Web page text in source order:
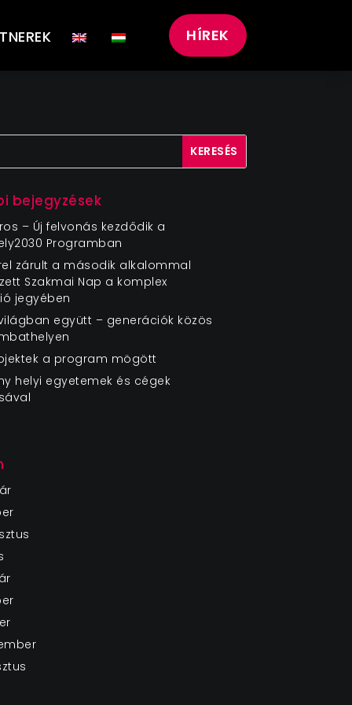
HÍREK
bejegyzések
– Új felvonás kezdődik a
Programban
zárult a második alkalommal
Szakmai Nap a komplex
jegyében
együtt – generációk közös
a program mögött
helyi egyetemek és cégek